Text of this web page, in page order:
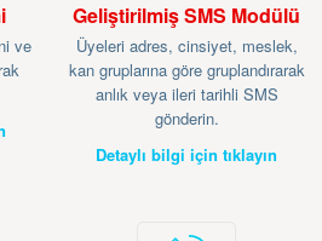
ve
Geliştirilmiş SMS Modülü
Üyeleri adres, cinsiyet, meslek,
kan gruplarına göre gruplandırarak
anlık veya ileri tarihli SMS
gönderin.
Detaylı bilgi için tıklayın